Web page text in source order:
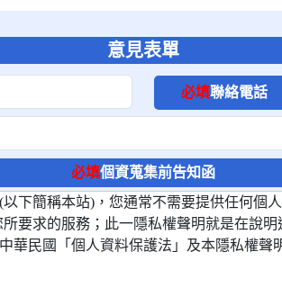
意見表單
必填聯絡電話
必填個資蒐集前告知函
下簡稱本站)，您通常不需要提供任何個
要求的服務；此一隱私權聲明就是在說
民國「個人資料保護法」及本隱私權聲